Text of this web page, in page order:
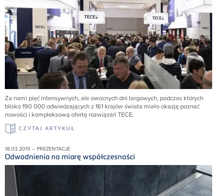
Za nami pięć intensywnych, ale owocnych dni targowych, podczas których
blisko 190 000 odwiedzających z 161 krajów świata miało okazję poznać
nowości i kompleksową ofertę rozwiązańTECE.
CZYTAJ ARTYKUŁ
18.03.2019 – PREZENTACJE
Odwodnienia na miarę współczesności